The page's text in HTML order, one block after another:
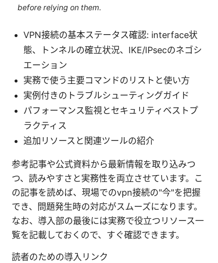
before relying on them.
VPN接続の基本ステータス確認: interface状
態、トンネルの確立状況、IKE/IPsecのネゴシ
エーション
実務で使う主要コマンドのリストと使い方
実例付きのトラブルシューティングガイド
パフォーマンス監視とセキュリティベストプ
ラクティス
追加リソースと関連ツールの紹介
参考記事や公式資料から最新情報を取り込みつ
つ、読みやすさと実務性を両立させています。こ
の記事を読めば、現場でのvpn接続の"今"を把握
でき、問題発生時の対応がスムーズになります。
なお、導入部の最後には実務で役立つリソース一
覧を記載しておくので、すぐ確認できます。
読者のための導入リンク